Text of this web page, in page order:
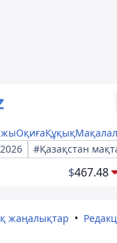
ОқиғаҚұқық
#Қазақстан
$467.48
жаңалықтар